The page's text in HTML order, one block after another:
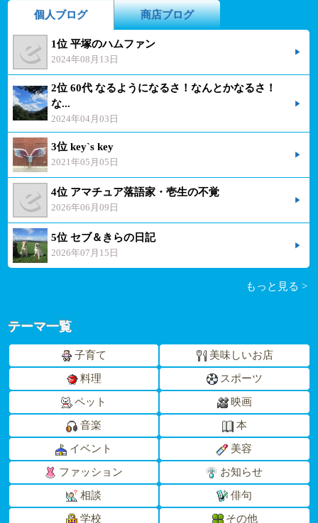
個人ブログ 商店ブログ
1位 平塚のハムファン
2024年08月13日
2位 60代 なるようになるさ！なんとかなるさ！
な...
2024年04月03日
3位 key`s key
2021年05月05日
4位 アマチュア落語家・壱生の不覚
2026年06月09日
5位 セブ＆きらの日記
2026年07月15日
もっと見る >
テーマ一覧
子育て 美味しいお店
料理 スポーツ
ペット 映画
音楽 本
イベント 美容
ファッション お知らせ
相談 俳句
学校 その他